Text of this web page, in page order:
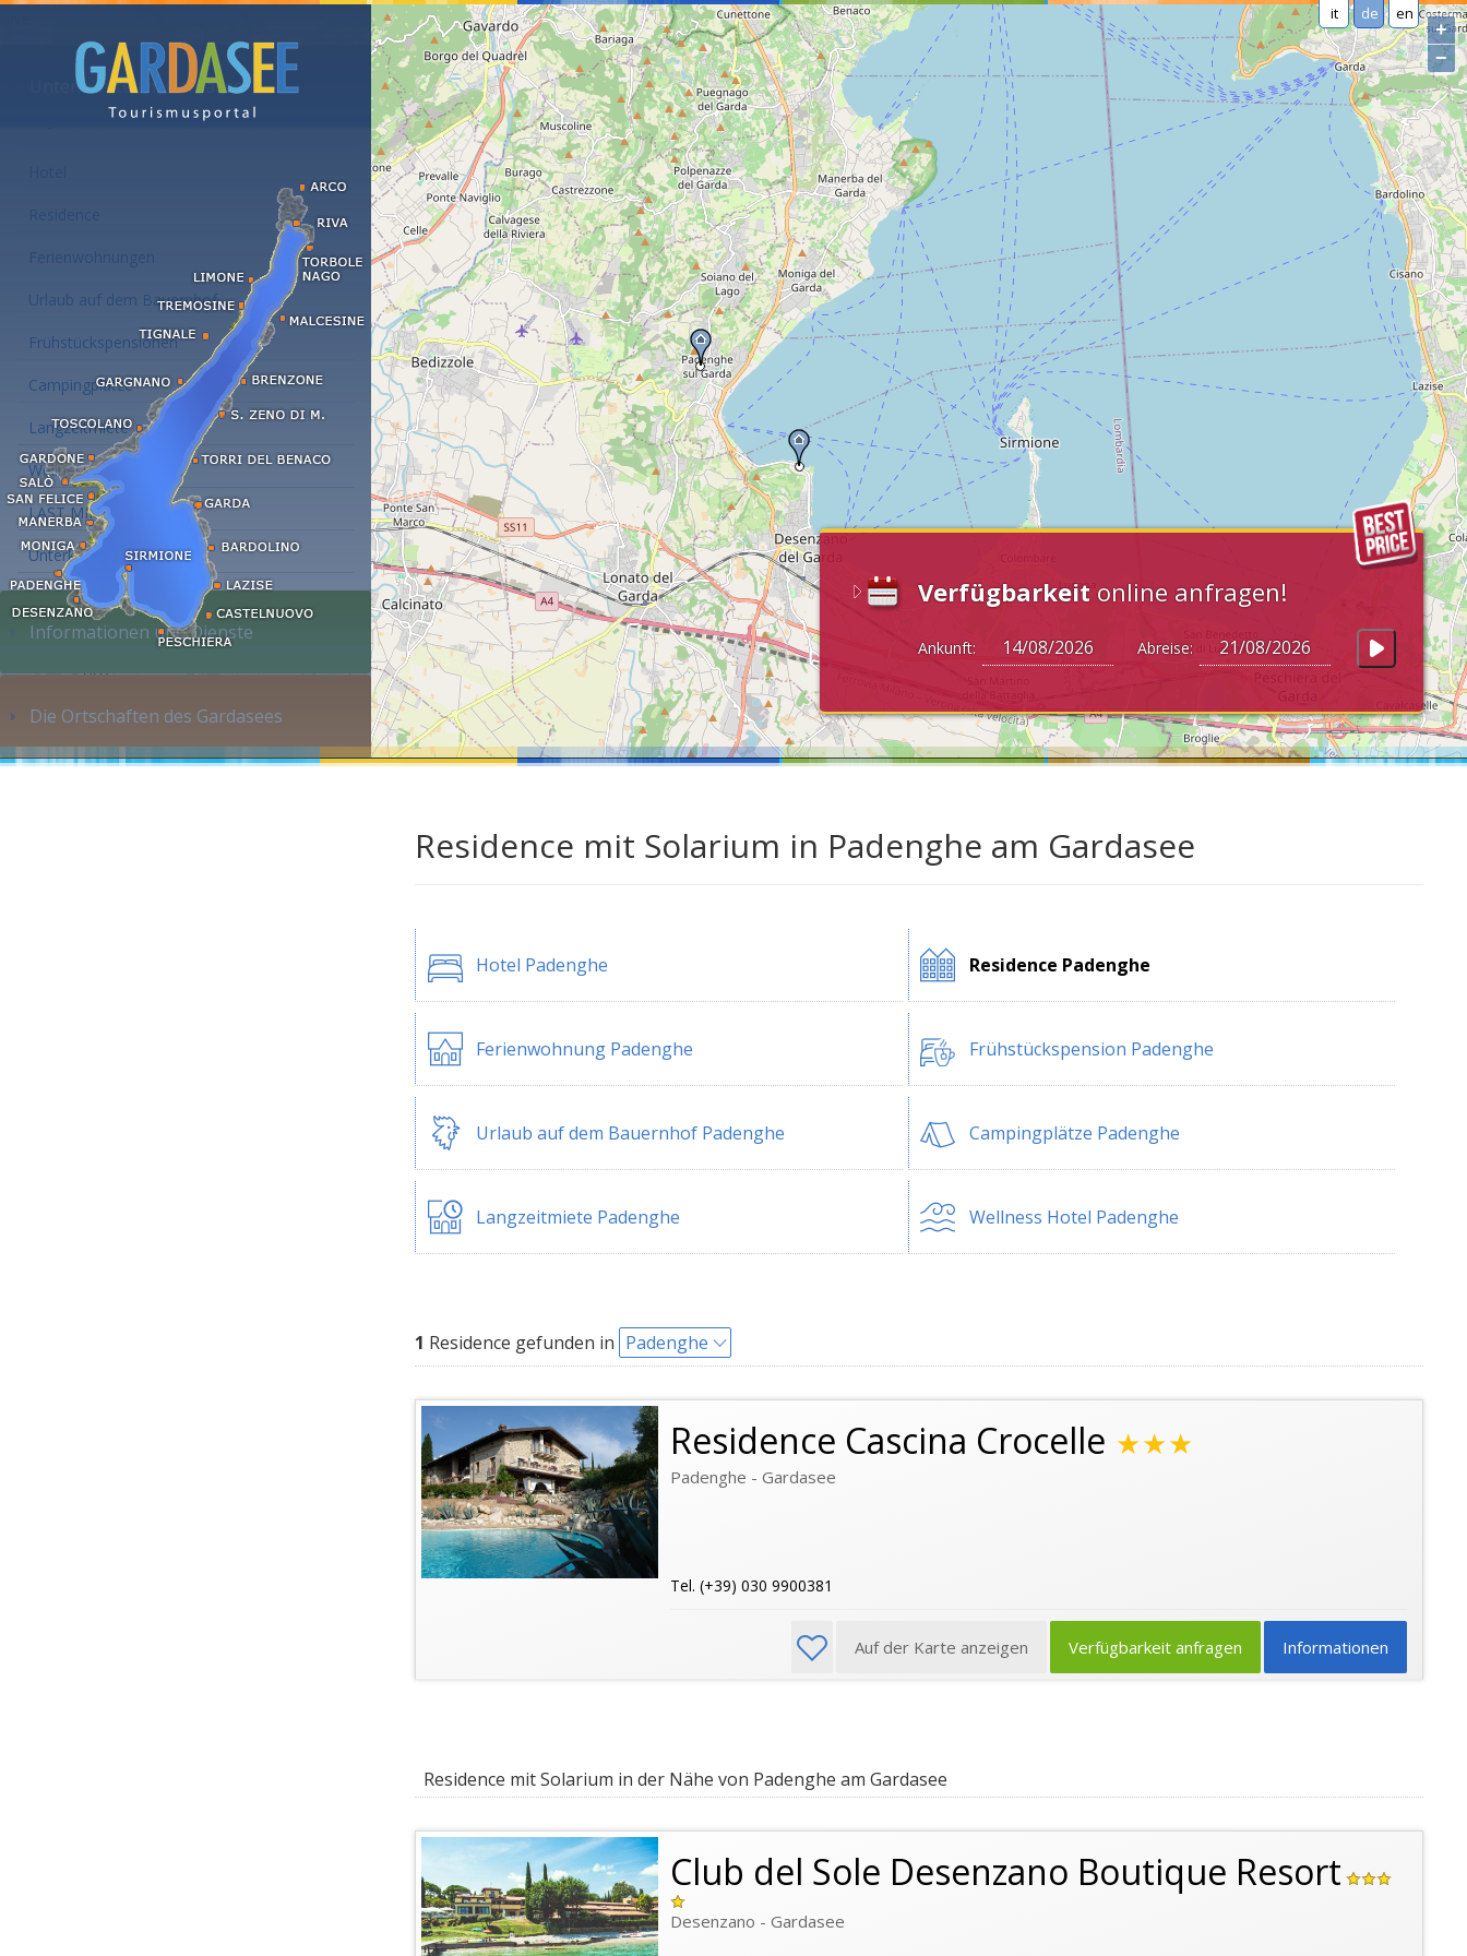
it de en
Verfügbarkeit online anfragen!
Ankunft: Abreise:
+
−
Unterkünfte am Gardasee
Ferienwohnungen
Urlaub auf dem Bauernhof
Frühstückspensionen
Campingplätze
Langzeitmiete
Wellness Hotel
LAST MINUTE
Unterkunft suchen...
Informationen und Dienste
Die Ortschaften des Gardasees
Residence mit Solarium in Padenghe am Gardasee
Hotel Padenghe Residence Padenghe
Ferienwohnung Padenghe Frühstückspension Padenghe
Urlaub auf dem Bauernhof Padenghe Campingplätze Padenghe
Langzeitmiete Padenghe Wellness Hotel Padenghe
1 Residence gefunden in Padenghe
Residence Cascina Crocelle ★★★
Padenghe - Gardasee
Tel. (+39) 030 9900381
Informationen
Verfügbarkeit anfragen
Auf der Karte anzeigen
Residence mit Solarium in der Nähe von Padenghe am Gardasee
Club del Sole Desenzano Boutique Resort
Desenzano - Gardasee